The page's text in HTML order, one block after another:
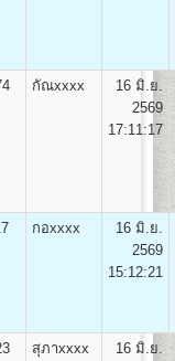
วน 138 -148
Bachelor of
139
ษาราย
ค่าขึ้น
ค่า
รวม
(บาท)
2,050
2,100
500 100
2,200
กัณxxxx
16 มิ.ย.
2569
17:11:17
กอxxxx
16 มิ.ย.
2569
15:12:21
สุภาxxxx
16 มิ.ย.